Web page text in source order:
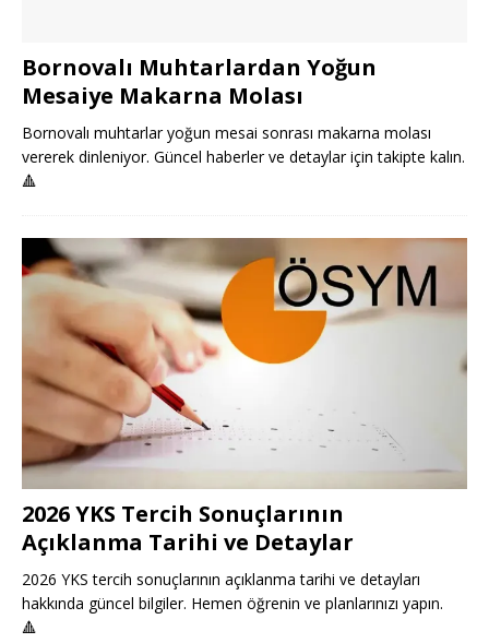
Bornovalı Muhtarlardan Yoğun
Mesaiye Makarna Molası
Bornovalı muhtarlar yoğun mesai sonrası makarna molası
vererek dinleniyor. Güncel haberler ve detaylar için takipte kalın.
🔺
2026 YKS Tercih Sonuçlarının
Açıklanma Tarihi ve Detaylar
2026 YKS tercih sonuçlarının açıklanma tarihi ve detayları
hakkında güncel bilgiler. Hemen öğrenin ve planlarınızı yapın.
🔺